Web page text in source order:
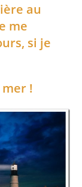
au
me
si je
!